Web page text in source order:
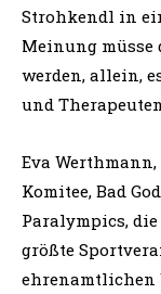
Strohkendl in
Meinung
werden, allein,
und
Eva
Komitee, Bad
Paralympics,
größte
ehrenamtlichen